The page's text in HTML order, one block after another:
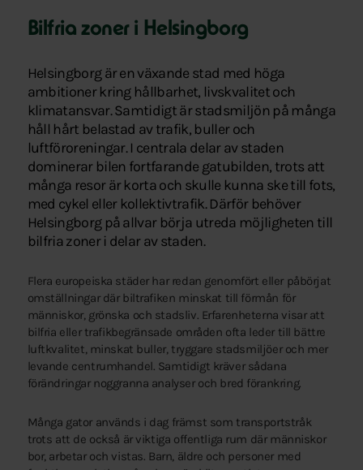
Bilfria zoner i Helsingborg
Helsingborg är en växande stad med höga
ambitioner kring hållbarhet, livskvalitet och
klimatansvar. Samtidigt är stadsmiljön på många
håll hårt belastad av trafik, buller och
luftföroreningar. I centrala delar av staden
dominerar bilen fortfarande gatubilden, trots att
många resor är korta och skulle kunna ske till fots,
med cykel eller kollektivtrafik. Därför behöver
Helsingborg på allvar börja utreda möjligheten till
bilfria zoner i delar av staden.
Flera europeiska städer har redan genomfört eller påbörjat
omställningar där biltrafiken minskat till förmån för
människor, grönska och stadsliv. Erfarenheterna visar att
bilfria eller trafikbegränsade områden ofta leder till bättre
luftkvalitet, minskat buller, tryggare stadsmiljöer och mer
levande centrumhandel. Samtidigt kräver sådana
förändringar noggranna analyser och bred förankring.
Många gator används i dag främst som transportstråk
trots att de också är viktiga offentliga rum där människor
bor, arbetar och vistas. Barn, äldre och personer med